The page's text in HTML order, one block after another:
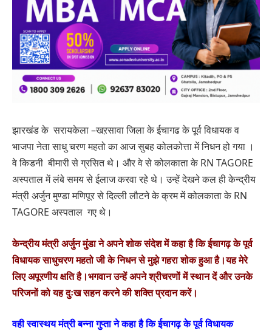
झारखंड के सरायकेला –खऱसावा जिला के ईचागढ के पूर्व विधायक व
भाजपा नेता साधु चरण महतो का आज सुबह कोलकोत्ता में निधन हो गया ।
वे किडनी बीमारी से ग्रसित थे। और वे से कोलकाता के RN TAGORE
अस्पताल में लंबे समय से ईलाज करवा रहे थे। उन्हें देखने कल ही केन्द्रीय
मंत्री अर्जुन मुण्डा मणिपूर से दिल्ली लौटने के क्रम में कोलकाता के RN
TAGORE अस्पताल गए थे।
केन्द्रीय मंत्री अर्जुन मुंडा ने अपने शोक संदेश में कहा है कि ईचागढ़ के पूर्व
विधायक साधुचरण महतो जी के निधन से मुझे गहरा शोक हुआ है।यह मेरे
लिए अपूरणीय क्षति है।भगवान उन्हें अपने श्रीचरणों में स्थान दें और उनके
परिजनों को यह दुःख सहन करने की शक्ति प्रदान करें।
वही स्वास्थय मंत्री बन्ना गुप्ता ने कहा है कि ईचागढ़ के पूर्व विधायक